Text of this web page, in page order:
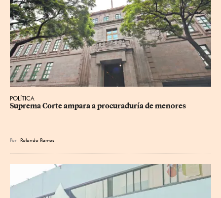
POLÍTICA
Suprema Corte ampara a procuraduría de menores
Por Rolando Ramos